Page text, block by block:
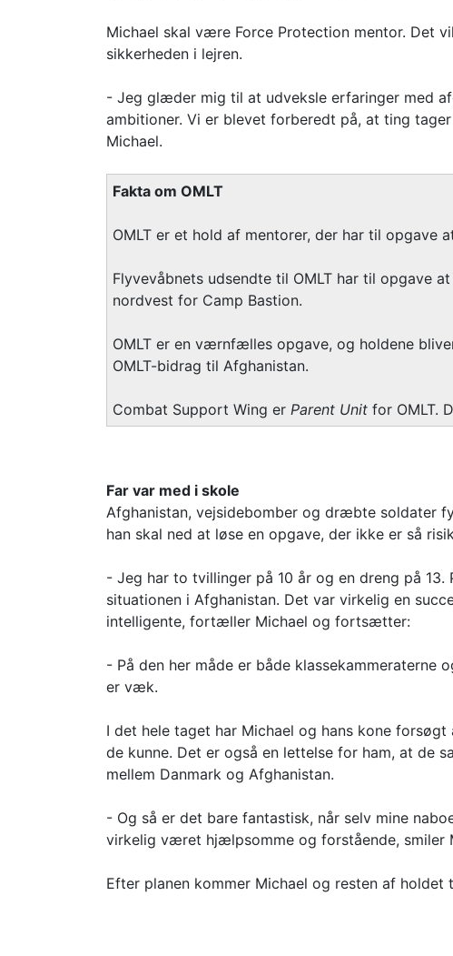
Michael skal være Force Protection mentor. Det
sikkerheden i lejren.
- Jeg glæder mig til at udveksle erfaringer med
ambitioner. Vi er blevet forberedt på, at ting
Michael.
Fakta om OMLT
OMLT er et hold af mentorer, der har til opgave
Flyvevåbnets udsendte til OMLT har til opgave
nordvest for Camp Bastion.
OMLT er en værnfælles opgave, og holdene
OMLT-bidrag til Afghanistan.
Combat Support Wing er Parent Unit for OMLT.
Far var med i skole
Afghanistan, vejsidebomber og dræbte soldater
han skal ned at løse en opgave, der ikke er så
- Jeg har to tvillinger på 10 år og en dreng på
situationen i Afghanistan. Det var virkelig en
intelligente, fortæller Michael og fortsætter:
- På den her måde er både
er væk.
I det hele taget har Michael og hans kone
de kunne. Det er også en lettelse for ham, at de
mellem Danmark og Afghanistan.
- Og så er det bare fantastisk, når selv mine
virkelig været hjælpsomme og forstående, smiler
Efter planen kommer Michael og resten af holdet